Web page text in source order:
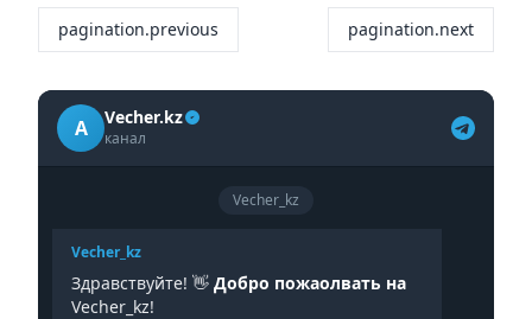
pagination.previous pagination.next
A Vecher.kz
канал
Vecher_kz
Vecher_kz
Здравствуйте! 👋 Добро пожаолвать на
Vecher_kz!